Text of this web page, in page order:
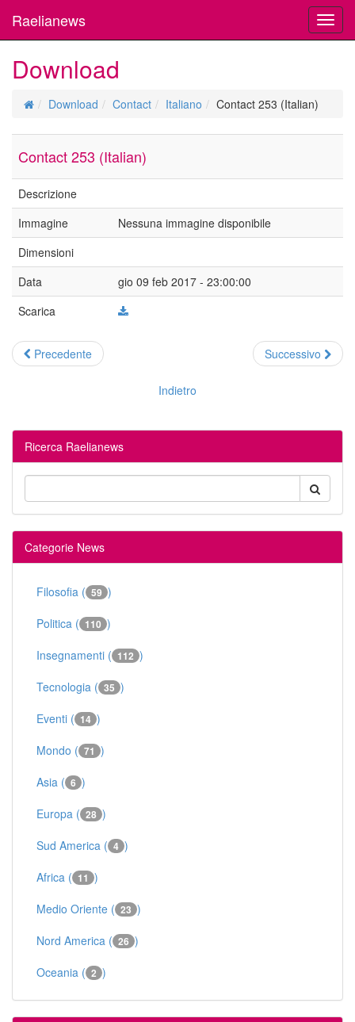
Raelianews
Download
Download Contact Italiano Contact 253 (Italian)
Contact 253 (Italian)
Descrizione
Immagine
Nessuna immagine disponibile
Dimensioni
Data
gio 09 feb 2017 - 23:00:00
Scarica
Precedente Successivo
Indietro
Ricerca Raelianews
Categorie News
Filosofia ( 59 )
Politica ( 110 )
Insegnamenti ( 112 )
Tecnologia ( 35 )
Eventi ( 14 )
Mondo ( 71 )
Asia ( 6 )
Europa ( 28 )
Sud America ( 4 )
Africa ( 11 )
Medio Oriente ( 23 )
Nord America ( 26 )
Oceania ( 2 )